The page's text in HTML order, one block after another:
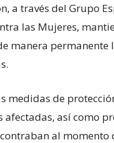
a través del Grupo
las Mujeres,
manera
medidas de
afectadas, así como
al